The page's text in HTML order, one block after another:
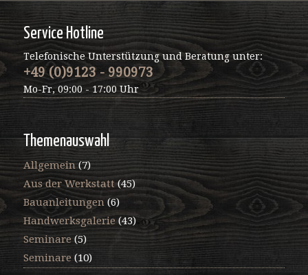
Service Hotline
Telefonische Unterstützung und Beratung unter:
+49 (0)9123 - 990973
Mo-Fr, 09:00 - 17:00 Uhr
Themenauswahl
Allgemein(7)
Aus der Werkstatt(45)
Bauanleitungen(6)
Handwerksgalerie(43)
Seminare (5)
Seminare(10)